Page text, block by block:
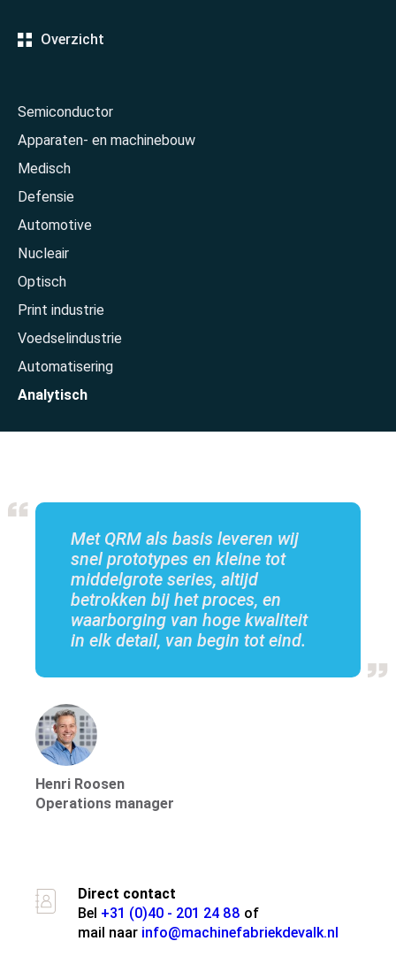
Home
Over ons
Overzicht
Semiconductor
Apparaten- en machinebouw
Medisch
Defensie
Automotive
Nucleair
Optisch
Print industrie
Voedselindustrie
Automatisering
Analytisch
Met QRM als basis leveren wij
snel prototypes en kleine tot
middelgrote series, altijd
betrokken bij het proces, en
waarborging van hoge kwaliteit
in elk detail, van begin tot eind.
Henri Roosen
Operations manager
Direct contact
Bel +31 (0)40 - 201 24 88 of
mail naar info@machinefabriekdevalk.nl